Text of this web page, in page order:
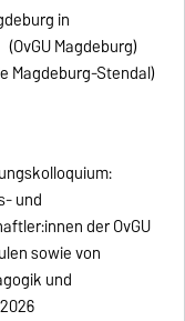
in
(OvGU Magdeburg)
Magdeburg-Stendal)
und
der OvGU
sowie von
und